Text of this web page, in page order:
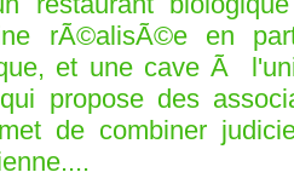
rÃ©alisÃ©e en
et une cave Ã
propose des
de combiner